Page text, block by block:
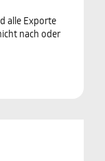
alle Exporte
nach oder